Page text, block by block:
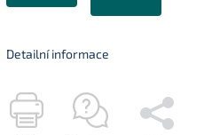
Detailní informace